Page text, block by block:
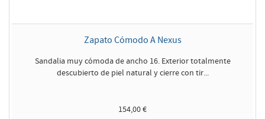
Zapato Cómodo A Nexus
Sandalia muy cómoda de ancho 16. Exterior totalmente
descubierto de piel natural y cierre con tir...
154,00 €